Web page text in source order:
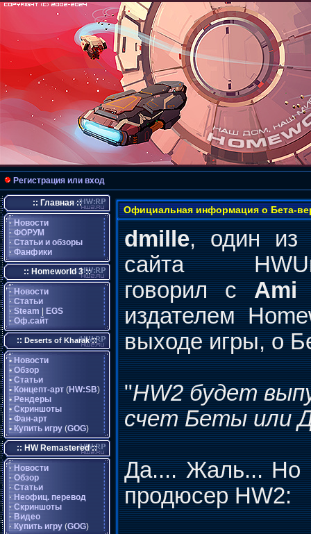
Регистрация или вход
:: Главная ::
· Новости
· ФОРУМ
· Статьи и обзоры
· Фанфики
:: Homeworld 3 ::
· Новости
· Статьи
· Steam
EGS
· Оф.сайт
:: Deserts of Kharak::
• Новости
• Обзор
• Статьи
• Концепт-арт (HW:SB)
• Рендеры
• Скриншоты
• Фан-арт
• Купить игру (GOG)
:: HW Remastered ::
· Новости
· Обзор
· Статьи
· Неофиц. перевод
· Скриншоты
· Видео
· Купить игру (GOG)
Официальная информация о Бета-
dmille, один из
сайта
говорил сAmi
издателем
выходе игры, о
"HW2 будет
счет Беты или
Да.... Жаль... Но
продюсер HW2: